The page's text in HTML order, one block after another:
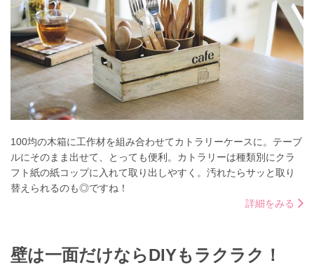
100均の木箱に工作材を組み合わせてカトラリーケースに。テーブ
ルにそのまま出せて、とっても便利。カトラリーは種類別にクラ
フト紙の紙コップに入れて取り出しやすく。汚れたらサッと取り
替えられるのも◎ですね！
詳細をみる
壁は一面だけならDIYもラクラク！